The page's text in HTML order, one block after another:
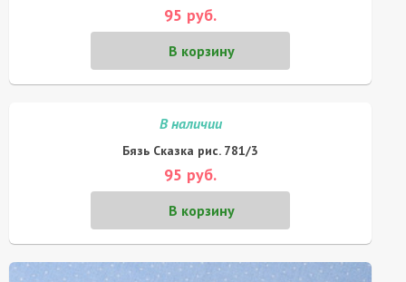
95 руб.
В корзину
В наличии
Бязь Сказка рис. 781/3
95 руб.
В корзину